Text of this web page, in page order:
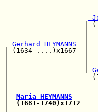
Gerhard HEYMANNS
| (1634-
|
|
|
|--Maria HEYMANNS
(1681-1740)x1712